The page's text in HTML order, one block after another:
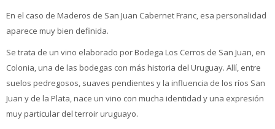
En el caso de Maderos de San Juan Cabernet Franc, esa personalidad
aparece muy bien definida.
Se trata de un vino elaborado por Bodega Los Cerros de San Juan, en
Colonia, una de las bodegas con más historia del Uruguay. Allí, entre
suelos pedregosos, suaves pendientes y la influencia de los ríos San
Juan y de la Plata, nace un vino con mucha identidad y una expresión
muy particular del terroir uruguayo.